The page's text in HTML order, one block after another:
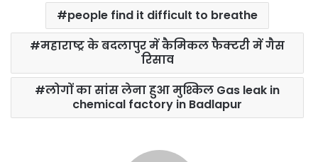
o
o
t
e
r
s
A
p
e
r
e
t
l
e
people find it difficult to breathe
महाराष्ट्र के बदलापुर में कैमिकल फैक्टरी में गैस
रिसाव
लोगों का सांस लेना हुआ मुश्किल Gas leak in
chemical factory in Badlapur